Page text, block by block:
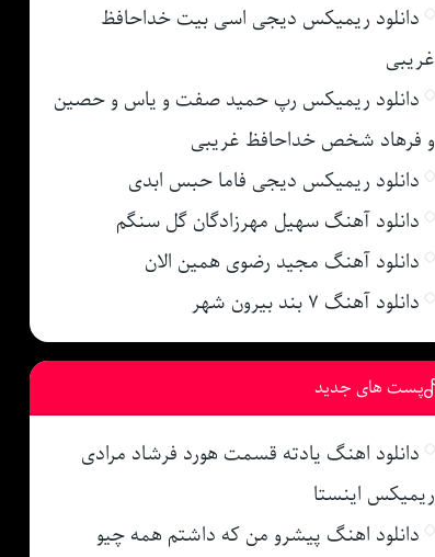
دانلود ریمیکس دیجی اسی بیت خداحافظ
غریبی
دانلود ریمیکس رپ حمید صفت و یاس و حصین
و فرهاد شخص خداحافظ غریبی
دانلود ریمیکس دیجی فاما حبس ابدی
دانلود آهنگ سهیل مهرزادگان گل سنگم
دانلود آهنگ مجید رضوی همین الان
دانلود آهنگ ۷ بند بیرون شهر
پست های جدید
دانلود اهنگ یادته قسمت هورد فرشاد مرادی
ریمیکس اینستا
دانلود اهنگ پیشرو من که داشتم همه چیو